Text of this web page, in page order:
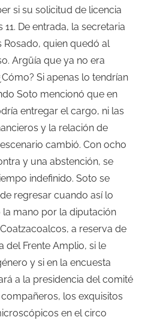
si su solicitud de licencia
De entrada, la secretaria
Rosado, quien quedó al
Argüía que ya no era
Si apenas lo tendrían
Soto mencionó que en
entregar el cargo, ni las
y la relación de
cambió. Con ocho
y una abstención, se
indefinido. Soto se
regresar cuando así lo
la mano por la diputación
a reserva de
del Frente Amplio, si le
y si en la encuesta
a la presidencia del comité
los exquisitos
en el circo